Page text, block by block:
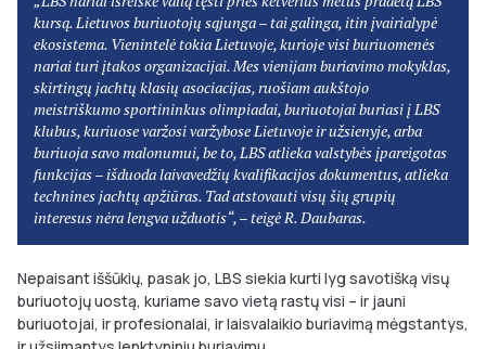
kursą. Lietuvos buriuotojų sąjunga – tai galinga, itin įvairialypė
ekosistema. Vienintelė tokia Lietuvoje, kurioje visi buriuomenės
nariai turi įtakos organizacijai. Mes vienijam buriavimo mokyklas,
skirtingų jachtų klasių asociacijas, ruošiam aukštojo
meistriškumo sportininkus olimpiadai, buriuotojai buriasi į LBS
klubus, kuriuose varžosi varžybose Lietuvoje ir užsienyje, arba
buriuoja savo malonumui, be to, LBS atlieka valstybės įpareigotas
funkcijas – išduoda laivavedžių kvalifikacijos dokumentus, atlieka
technines jachtų apžiūras. Tad atstovauti visų šių grupių
interesus nėra lengva užduotis“, – teigė R. Daubaras.
Nepaisant iššūkių, pasak jo, LBS siekia kurti lyg savotišką visų
buriuotojų uostą, kuriame savo vietą rastų visi – ir jauni
buriuotojai, ir profesionalai, ir laisvalaikio buriavimą mėgstantys,